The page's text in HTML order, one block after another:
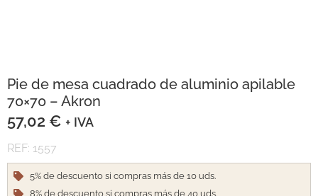
Pie de mesa cuadrado de aluminio apilable
70×70 – Akron
57,02 € + IVA
REF: 1557
5% de descuento si compras más de 10 uds.
8% de descuento si compras más de 40 uds.